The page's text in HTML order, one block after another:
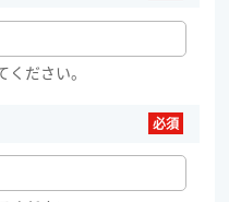
ださい。